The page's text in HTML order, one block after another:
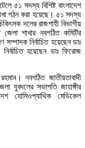
৫১ সদস্য বিশিষ্ট বাংলাদেশ
গঠন করা হয়েছে। ৫১ সদস্য
দলের রাজশাহী বিভাগীয়
শাখার নবগঠিত কমিটির
নির্বাচিত হয়েছেন ডাঃ
হয়েছেন ডাঃ ফিরোজ
নবগঠিত জাতীয়তাবাদী
যুবদলের সভাপতি জাহাঙ্গীর
হোমিওপ্যাথিক মেডিকেল